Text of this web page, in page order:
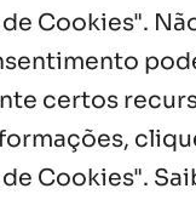
Cookies".
certos
Cookies".